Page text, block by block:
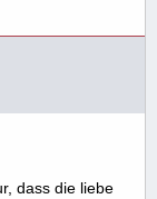
dass die liebe